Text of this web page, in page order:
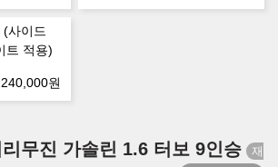
사이드
트 적용)
원
무진 가솔린 1.6 터보 9인승